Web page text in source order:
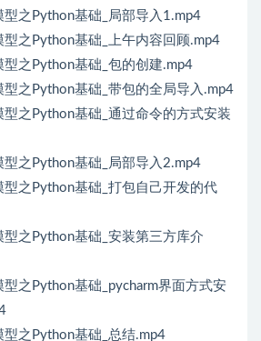
之Python基础_局部导入1.mp4
之Python基础_上午内容回顾.mp4
之Python基础_包的创建.mp4
之Python基础_带包的全局导入.mp4
之Python基础_通过命令的方式安装
之Python基础_局部导入2.mp4
之Python基础_打包自己开发的代
之Python基础_安装第三方库介
之Python基础_pycharm界面方式安
之Python基础_总结.mp4